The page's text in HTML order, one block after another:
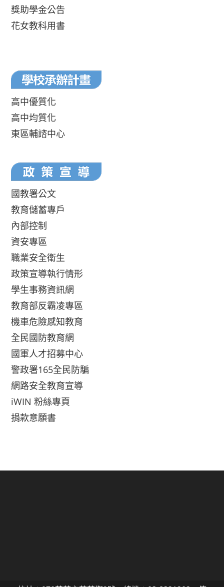
獎助學金公告
花女教科用書
高中優質化
高中均質化
東區輔諮中心
國教署公文
教育儲蓄專戶
內部控制
資安專區
職業安全衛生
政策宣導執行情形
學生事務資訊網
教育部反霸凌專區
機車危險感知教育
全民國防教育網
國軍人才招募中心
警政署165全民防騙
網路安全教育宣導
iWIN 粉絲專頁
捐款意願書